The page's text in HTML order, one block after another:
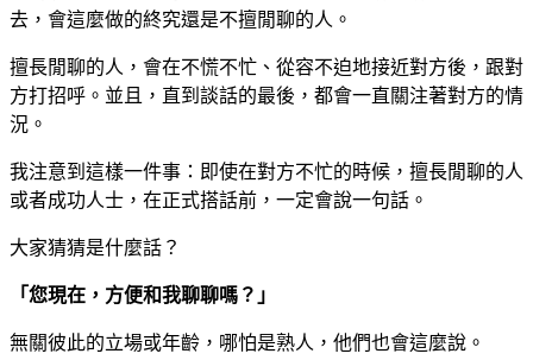
去，會這麼做的終究還是不擅閒聊的人。
擅長閒聊的人，會在不慌不忙、從容不迫地接近對方後，跟對
方打招呼。並且，直到談話的最後，都會一直關注著對方的情
況。
我注意到這樣一件事：即使在對方不忙的時候，擅長閒聊的人
或者成功人士，在正式搭話前，一定會說一句話。
大家猜猜是什麼話？
「您現在，方便和我聊聊嗎？」
無關彼此的立場或年齡，哪怕是熟人，他們也會這麼說。